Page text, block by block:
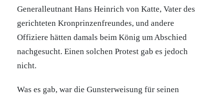
Generalleutnant Hans Heinrich von Katte, Vater des
gerichteten Kronprinzenfreundes, und andere
Offiziere hätten damals beim König um Abschied
nachgesucht. Einen solchen Protest gab es jedoch
nicht.
Was es gab, war die Gunsterweisung für seinen